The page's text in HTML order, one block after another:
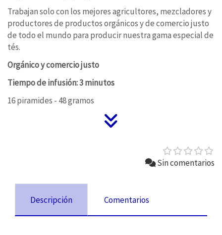
Trabajan solo con los mejores agricultores, mezcladores y
productores de productos orgánicos y de comercio justo
de todo el mundo para producir nuestra gama especial de
tés.
Orgánico y comercio justo
Tiempo de infusión: 3 minutos
16 piramides - 48 gramos
Sin comentarios
Descripción Comentarios